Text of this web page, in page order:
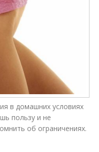
в домашних условиях
пользу и не
об ограничениях.